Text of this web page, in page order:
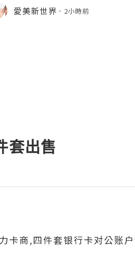
？它有什麼效果？瑞士5點提升針有
就能得到清晰的答案。1.生物重塑
愛美新世界 2小時前
套出售
卡商,四件套银行卡对公账